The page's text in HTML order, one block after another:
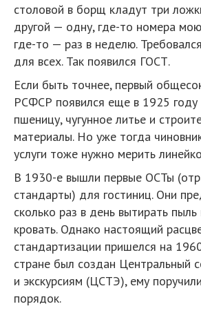
столовой в борщ кладут три
другой — одну, где-то номера
где-то — раз в неделю.
для всех. Так появился ГОСТ.
Если быть точнее, первый
РСФСР появился еще в 1925 году
пшеницу, чугунное литье и
материалы. Но уже тогда
услуги тоже нужно мерить
В 1930-е вышли первые ОСТы
стандарты) для гостиниц. Они
сколько раз в день вытирать пыль
кровать. Однако настоящий
стандартизации пришелся на
стране был создан Центральный
и экскурсиям (ЦСТЭ), ему
порядок.